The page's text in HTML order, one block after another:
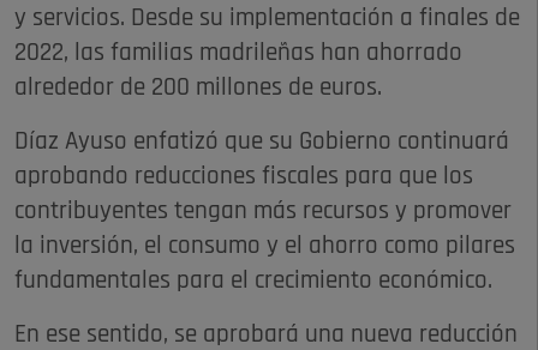
y servicios. Desde su implementación a finales de
2022, las familias madrileñas han ahorrado
alrededor de 200 millones de euros.
Díaz Ayuso enfatizó que su Gobierno continuará
aprobando reducciones fiscales para que los
contribuyentes tengan más recursos y promover
la inversión, el consumo y el ahorro como pilares
fundamentales para el crecimiento económico.
En ese sentido, se aprobará una nueva reducción